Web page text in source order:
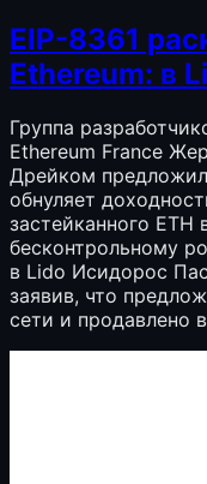
EIP-8361
Ethereum: в
Группа
Ethereum France
Дрейком
обнуляет
застейканного ETH
бесконтрольному
в Lido Исидорос
заявив, что
сети и продавлено